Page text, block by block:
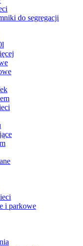
do segregacji
i parkowe